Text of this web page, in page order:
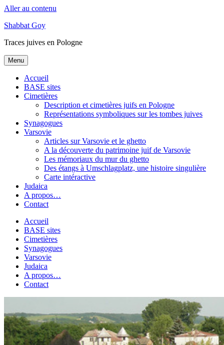
Aller au contenu
Shabbat Goy
Traces juives en Pologne
Menu
Accueil
BASE sites
Cimetières
Description et cimetières juifs en Pologne
Représentations symboliques sur les tombes juives
Synagogues
Varsovie
Articles sur Varsovie et le ghetto
A la découverte du patrimoine juif de Varsovie
Les mémoriaux du mur du ghetto
Des étangs à Umschlagplatz, une histoire singulière
Carte intéractive
Judaica
A propos…
Contact
Accueil
BASE sites
Cimetières
Synagogues
Varsovie
Judaica
A propos…
Contact